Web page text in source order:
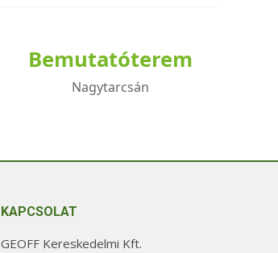
Bemutatóterem
Nagytarcsán
KAPCSOLAT
GEOFF Kereskedelmi Kft.